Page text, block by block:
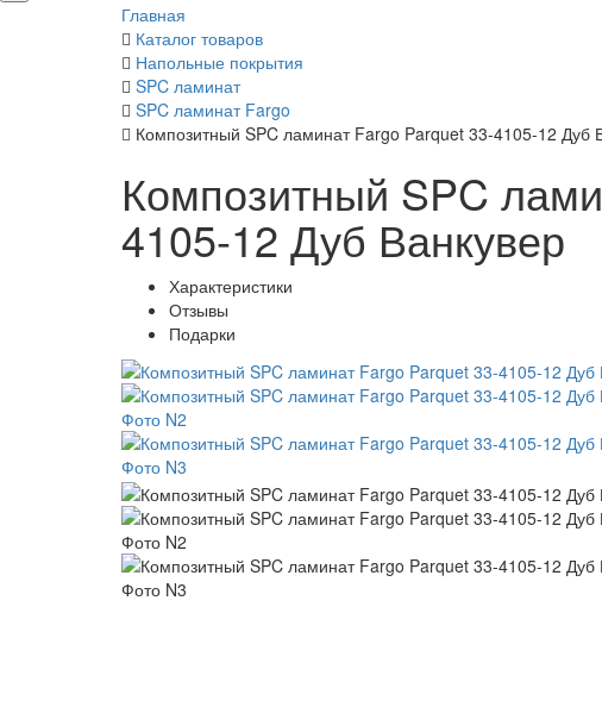
Главная
Каталог товаров
Напольные покрытия
SPC ламинат
SPC ламинат Fargo
Композитный SPC ламинат Fargo Parquet 33-4105-12 Дуб
Композитный SPC
4105-12 Дуб Ванкувер
Характеристики
Отзывы
Подарки